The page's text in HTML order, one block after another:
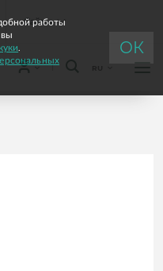
Сайты
работы
.
ОК